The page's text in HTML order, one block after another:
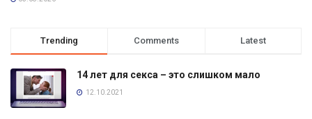
Trending Comments Latest
14 лет для секса – это слишком мало
12.10.2021